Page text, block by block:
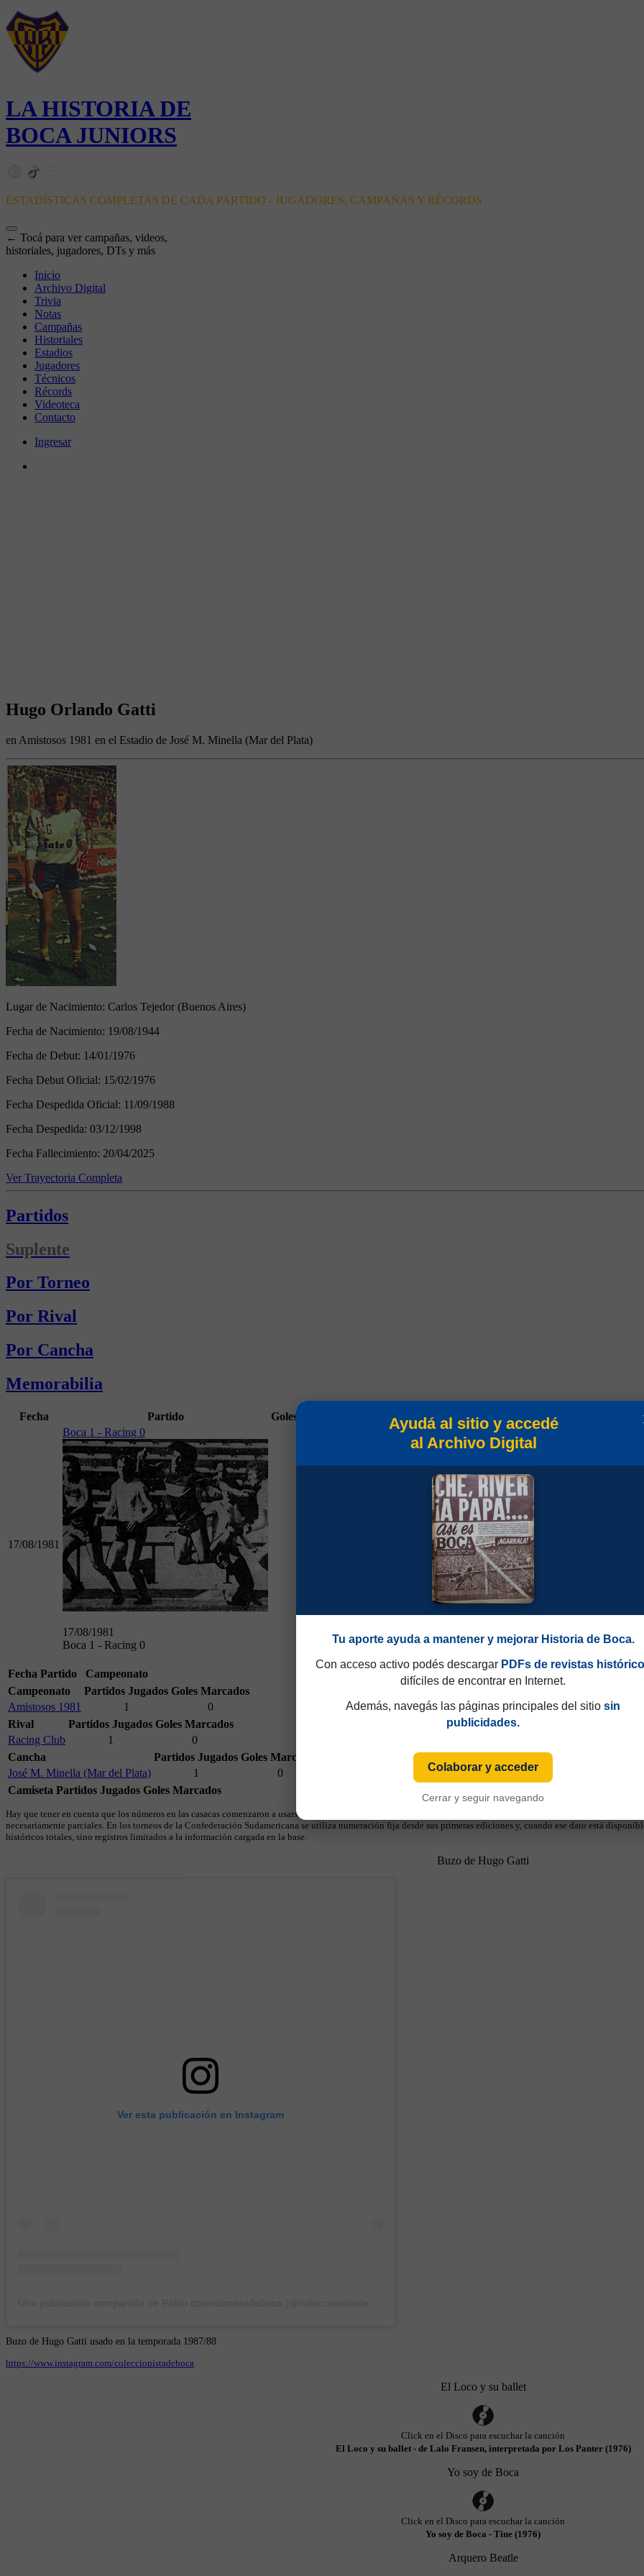
LA HISTORIA DE
BOCA JUNIORS
ESTADÍSTICAS COMPLETAS DE CADA PARTIDO - JUGADORES, CAMPAÑAS Y RÉCORDS
← Tocá para ver campañas, videos,
historiales, jugadores, DTs y más
Inicio
Archivo Digital
Trivia
Notas
Campañas
Historiales
Estadios
Jugadores
Técnicos
Récords
Videoteca
Contacto
Ingresar
Hugo Orlando Gatti
en Amistosos 1981 en el Estadio de José M. Minella (Mar del Plata)
Lugar de Nacimiento: Carlos Tejedor (Buenos Aires)
Fecha de Nacimiento: 19/08/1944
Fecha de Debut: 14/01/1976
Fecha Debut Oficial: 15/02/1976
Fecha Despedida Oficial: 11/09/1988
Fecha Despedida: 03/12/1998
Fecha Fallecimiento: 20/04/2025
Ver Trayectoria Completa
Partidos
Suplente
Por Torneo
Por Rival
Por Cancha
Memorabilia
Fecha Partido Goles
17/08/1981
Boca 1 - Racing 0
17/08/1981
Boca 1 - Racing 0
Fecha Partido
Campeonato
Campeonato
Partidos Jugados Goles Marcados
Amistosos 1981
1
0
Rival
Partidos Jugados Goles Marcados
Racing Club
1
0
Cancha
Partidos Jugados Goles Marcados
José M. Minella (Mar del Plata)
1
0
Camiseta Partidos Jugados Goles Marcados
Hay que tener en cuenta que los números en las casacas comenzaron a usarse en 1949 y que hasta 1997 eran consecutivos, no fijos. Esa información aparecía sólo
necesariamente parciales. En los torneos de la Confederación Sudamericana se utiliza numeración fija desde sus primeras ediciones y, cuando ese dato está
históricos totales, sino registros limitados a la información cargada en la base.
Buzo de Hugo Gatti
Ver esta publicación en Instagram
Buzo de Hugo Gatti usado en la temporada 1987/88
https://www.instagram.com/coleccionistadeboca
El Loco y su ballet
Click en el Disco para escuchar la canción
El Loco y su ballet - de Lalo Fransen, interpretada por Los Panter (1976)
Yo soy de Boca
Click en el Disco para escuchar la canción
Yo soy de Boca - Tine (1976)
Arquero Beatle
Ayudá al sitio y accedé
al Archivo Digital
Tu aporte ayuda a mantener y mejorar Historia de Boca.
Con acceso activo podés descargar PDFs de revistas
difíciles de encontrar en Internet.
Además, navegás las páginas principales del sitio sin
publicidades.
Colaborar y acceder
Cerrar y seguir navegando